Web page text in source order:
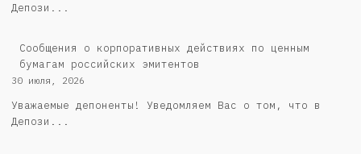
Депози...
Cообщения о корпоративных действиях по ценным
бумагам российских эмитентов
30 июля, 2026
Уважаемые депоненты! Уведомляем Вас о том, что в
Депози...